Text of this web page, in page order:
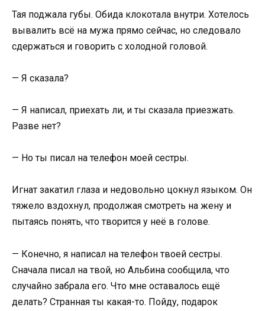
Тая поджала губы. Обида клокотала внутри. Хотелось
вывалить всё на мужа прямо сейчас, но следовало
сдержаться и говорить с холодной головой.
— Я сказала?
— Я написал, приехать ли, и ты сказала приезжать.
Разве нет?
— Но ты писал на телефон моей сестры.
Игнат закатил глаза и недовольно цокнул языком. Он
тяжело вздохнул, продолжая смотреть на жену и
пытаясь понять, что творится у неё в голове.
— Конечно, я написал на телефон твоей сестры.
Сначала писал на твой, но Альбина сообщила, что
случайно забрала его. Что мне оставалось ещё
делать? Странная ты какая-то. Пойду, подарок